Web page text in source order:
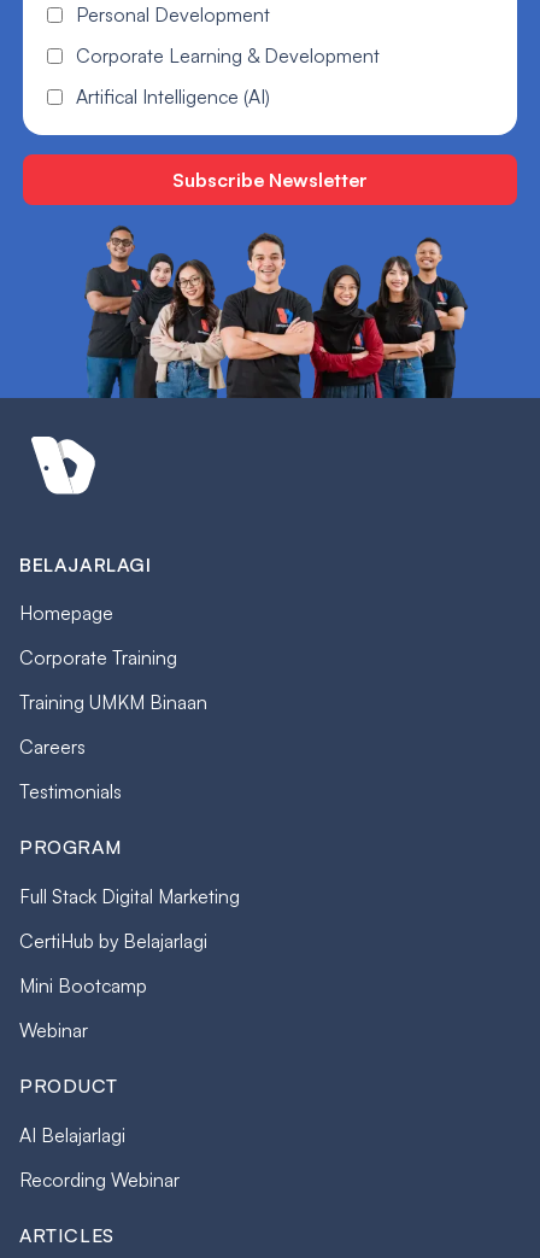
Personal Development
Corporate Learning & Development
Artifical Intelligence (AI)
BELAJARLAGI
Homepage
Corporate Training
Training UMKM Binaan
Careers
Testimonials
PROGRAM
Full Stack Digital Marketing
CertiHub by Belajarlagi
Mini Bootcamp
Webinar
PRODUCT
AI Belajarlagi
Recording Webinar
ARTICLES